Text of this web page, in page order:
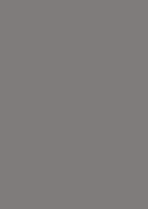
neuem Fenster)